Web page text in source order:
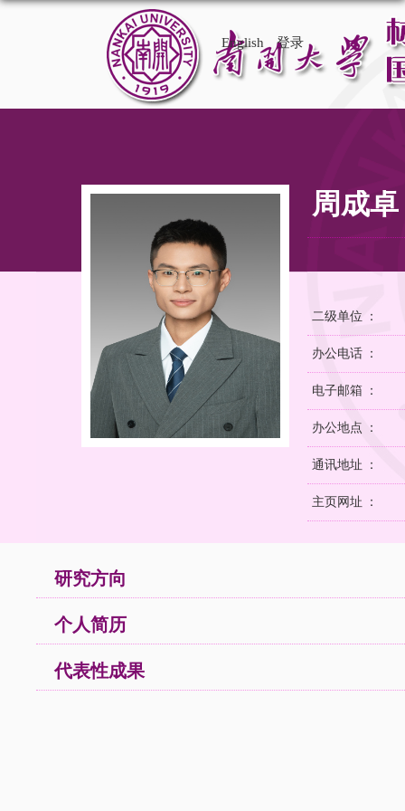
English 登录
周成卓
二级单位 ：
办公电话 ：
电子邮箱 ：
办公地点 ：
通讯地址 ：
主页网址 ：
研究方向
个人简历
代表性成果